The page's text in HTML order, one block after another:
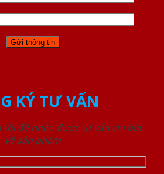
KÝ TƯ VẤN
tôi để nhận được tư vấn chi tiết
về sản phẩm